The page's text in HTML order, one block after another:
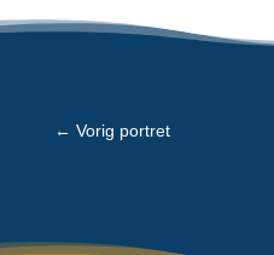
← Vorig portret